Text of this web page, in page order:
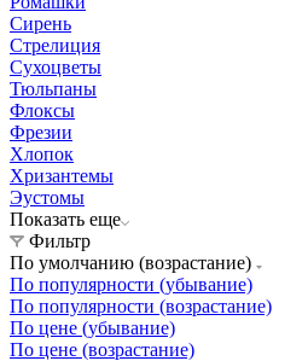
Сирень
Стрелиция
Сухоцветы
Тюльпаны
Флоксы
Фрезии
Хлопок
Хризантемы
Эустомы
Показать еще
Фильтр
По умолчанию (возрастание)
По популярности (убывание)
По популярности (возрастание)
По цене (убывание)
По цене (возрастание)